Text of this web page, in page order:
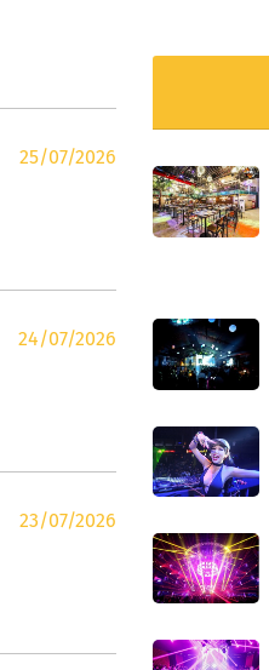
25/07/2026
24/07/2026
23/07/2026